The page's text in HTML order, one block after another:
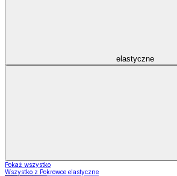
elastyczne
Pokaż wszystko
Wszystko z Pokrowce elastyczne